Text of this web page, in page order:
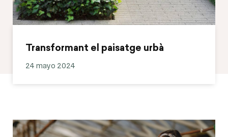
Transformant el paisatge urbà
24 mayo 2024